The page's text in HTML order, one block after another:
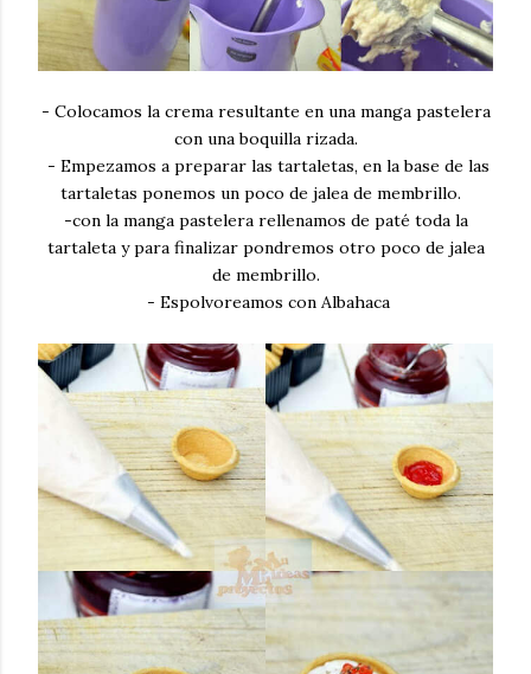
- Colocamos la crema resultante en una manga pastelera
con una boquilla rizada.
- Empezamos a preparar las tartaletas, en la base de las
tartaletas ponemos un poco de jalea de membrillo.
-con la manga pastelera rellenamos de paté toda la
tartaleta y para finalizar pondremos otro poco de jalea
de membrillo.
- Espolvoreamos con Albahaca